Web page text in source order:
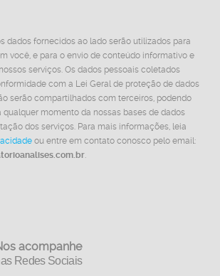
dados fornecidos ao lado serão utilizados para
você, e para o envio de conteúdo informativo e
serviços. Os dados pessoais coletados
com a Lei Geral de proteção de dados
serão compartilhados com terceiros, podendo
qualquer momento da nossas bases de dados
dos serviços. Para mais informações, leia
ou entre em contato conosco pelo email:
.
acompanhe
Redes Sociais